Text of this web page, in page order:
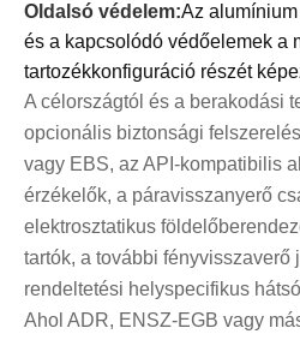
Oldalsó védelem:Az
és a kapcsolódó védőelemek a
tartozékkonfiguráció részét
A célországtól és a berakodási
opcionális biztonsági
vagy EBS, az API-kompatibilis
érzékelők, a páravisszanyerő
elektrosztatikus
tartók, a további fényvisszaverő
rendeltetési helyspecifikus
Ahol ADR, ENSZ-EGB vagy